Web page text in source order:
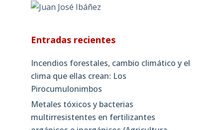
Entradas recientes
Incendios forestales, cambio climático y el
clima que ellas crean: Los
Pirocumulonimbos
Metales tóxicos y bacterias
multirresistentes en fertilizantes